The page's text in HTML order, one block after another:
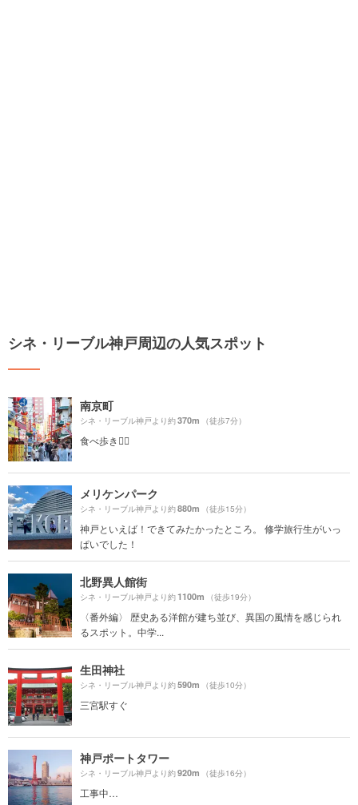
シネ・リーブル神戸周辺の人気スポット
南京町
シネ・リーブル神戸より約370m （徒歩7分）
食べ歩き🚶‍♀️
メリケンパーク
シネ・リーブル神戸より約880m （徒歩15分）
神戸といえば！できてみたかったところ。 修学旅行生がいっ
ぱいでした！
北野異人館街
シネ・リーブル神戸より約1100m （徒歩19分）
〈番外編〉 歴史ある洋館が建ち並び、異国の風情を感じられ
るスポット。中学...
生田神社
シネ・リーブル神戸より約590m （徒歩10分）
三宮駅すぐ
神戸ポートタワー
シネ・リーブル神戸より約920m （徒歩16分）
工事中…